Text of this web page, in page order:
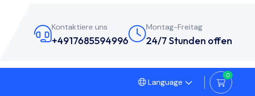
Kontaktiere uns
+4917685594996
Montag-Freitag
24/7 Stunden offen
Language
0